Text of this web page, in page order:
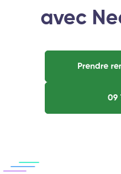
avec
Prendre
09